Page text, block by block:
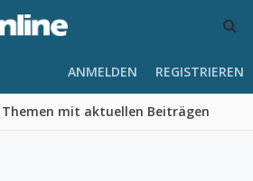
Themen mit aktuellen Beiträgen
ANMELDEN REGISTRIEREN